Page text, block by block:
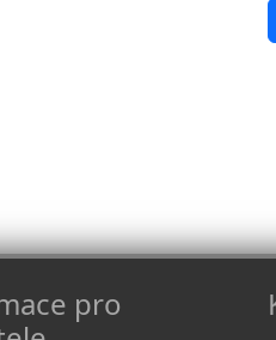
pro